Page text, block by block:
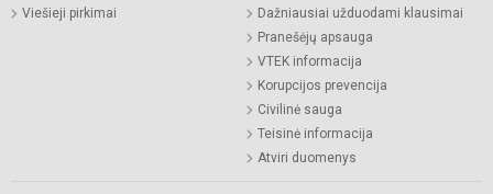
Viešieji pirkimai
Dažniausiai užduodami klausimai
Pranešėjų apsauga
VTEK informacija
Korupcijos prevencija
Civilinė sauga
Teisinė informacija
Atviri duomenys